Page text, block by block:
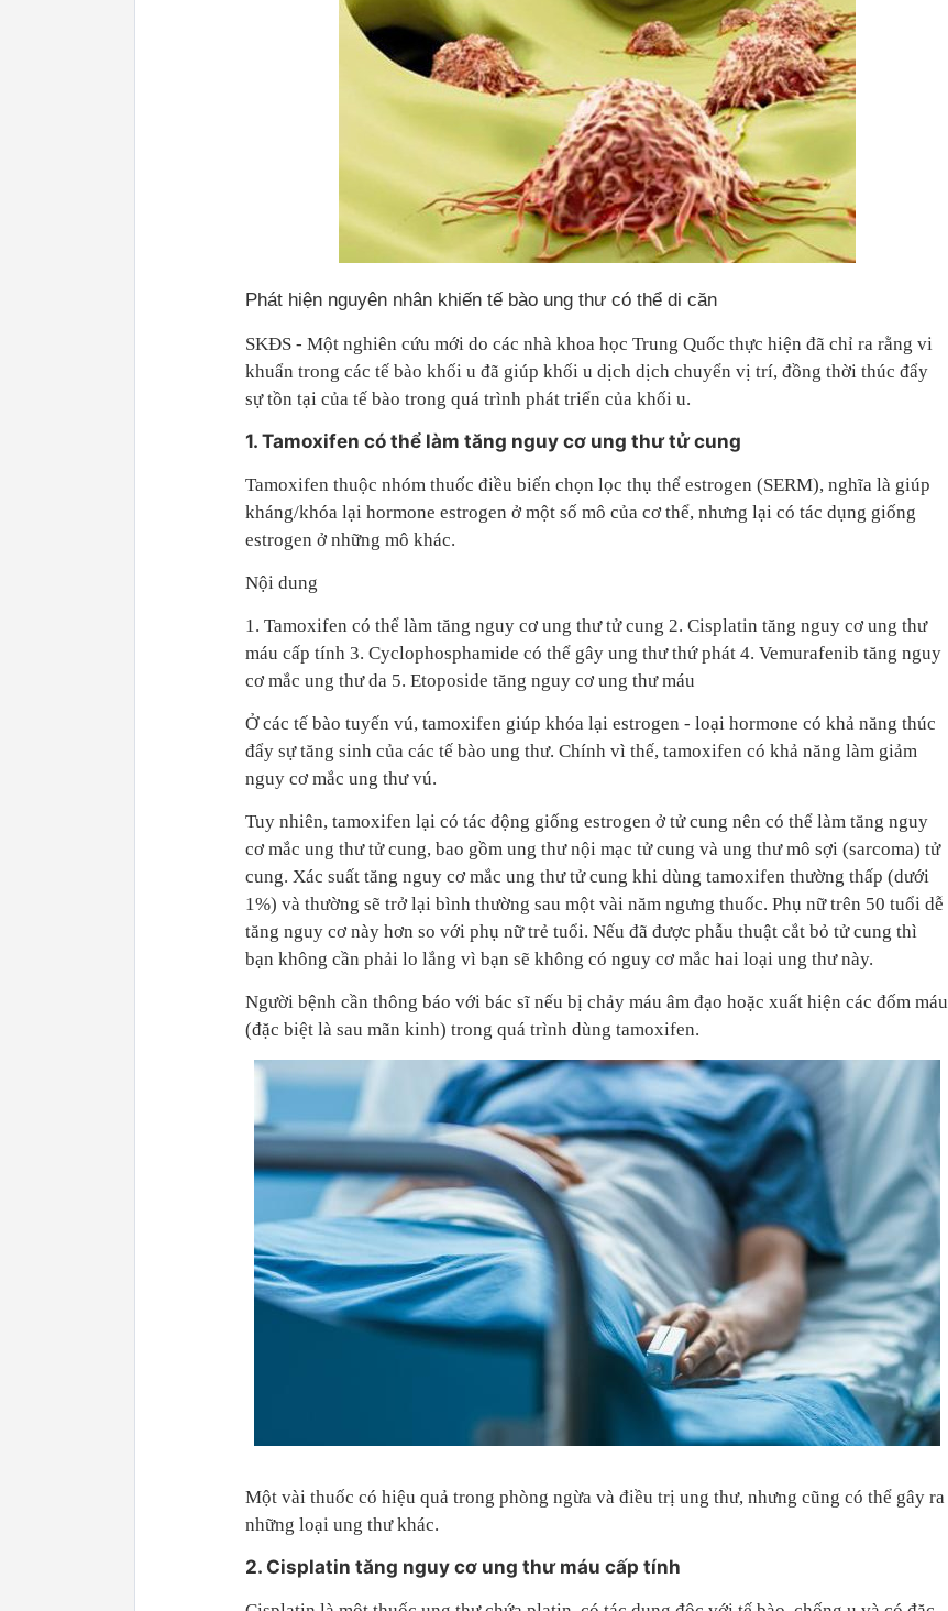
Phát hiện nguyên nhân khiến tế bào ung thư có thể di căn
SKĐS - Một nghiên cứu mới do các nhà khoa học Trung Quốc thực hiện đã chỉ ra rằng vi
khuẩn trong các tế bào khối u đã giúp khối u dịch dịch chuyển vị trí, đồng thời thúc đẩy
sự tồn tại của tế bào trong quá trình phát triển của khối u.
1. Tamoxifen có thể làm tăng nguy cơ ung thư tử cung
Tamoxifen thuộc nhóm thuốc điều biến chọn lọc thụ thể estrogen (SERM), nghĩa là giúp
kháng/khóa lại hormone estrogen ở một số mô của cơ thể, nhưng lại có tác dụng giống
estrogen ở những mô khác.
Nội dung
1. Tamoxifen có thể làm tăng nguy cơ ung thư tử cung 2. Cisplatin tăng nguy cơ ung thư
máu cấp tính 3. Cyclophosphamide có thể gây ung thư thứ phát 4. Vemurafenib tăng nguy
cơ mắc ung thư da 5. Etoposide tăng nguy cơ ung thư máu
Ở các tế bào tuyến vú, tamoxifen giúp khóa lại estrogen - loại hormone có khả năng thúc
đẩy sự tăng sinh của các tế bào ung thư. Chính vì thế, tamoxifen có khả năng làm giảm
nguy cơ mắc ung thư vú.
Tuy nhiên, tamoxifen lại có tác động giống estrogen ở tử cung nên có thể làm tăng nguy
cơ mắc ung thư tử cung, bao gồm ung thư nội mạc tử cung và ung thư mô sợi (sarcoma) tử
cung. Xác suất tăng nguy cơ mắc ung thư tử cung khi dùng tamoxifen thường thấp (dưới
1%) và thường sẽ trở lại bình thường sau một vài năm ngưng thuốc. Phụ nữ trên 50 tuổi dễ
tăng nguy cơ này hơn so với phụ nữ trẻ tuổi. Nếu đã được phẫu thuật cắt bỏ tử cung thì
bạn không cần phải lo lắng vì bạn sẽ không có nguy cơ mắc hai loại ung thư này.
Người bệnh cần thông báo với bác sĩ nếu bị chảy máu âm đạo hoặc xuất hiện các đốm máu
(đặc biệt là sau mãn kinh) trong quá trình dùng tamoxifen.
Một vài thuốc có hiệu quả trong phòng ngừa và điều trị ung thư, nhưng cũng có thể gây ra
những loại ung thư khác.
2. Cisplatin tăng nguy cơ ung thư máu cấp tính